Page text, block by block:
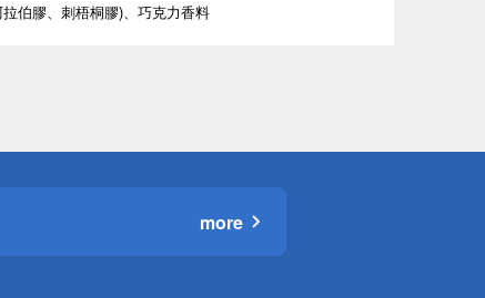
伯膠、刺梧桐膠)、巧克力香料
more